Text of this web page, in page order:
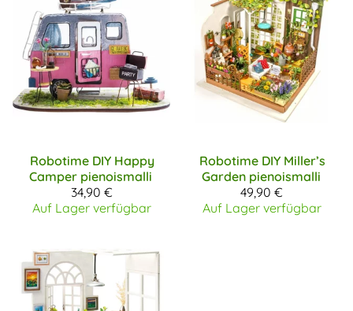
Robotime DIY Happy
Camper pienoismalli
34,90 €
Auf Lager verfügbar
Robotime DIY Miller’s
Garden pienoismalli
49,90 €
Auf Lager verfügbar